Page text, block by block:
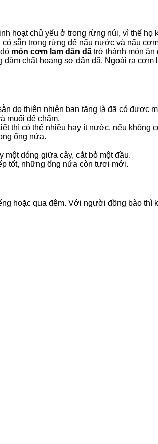
chủ yếu ở trong rừng núi, vì thế họ
sẵn trong rừng để nấu nước và nấu
món cơm lam dân dã trở thành món
đậm chất hoang sơ dân dã. Ngoài ra
do thiên nhiên ban tặng là đã có được
muối để chấm.
thì có thể nhiều hay ít nước, nếu
ống nứa.
dóng giữa cây, cắt bỏ một đầu.
tốt, những ống nứa còn tươi mới.
hoặc qua đêm. Với người đồng bào thì